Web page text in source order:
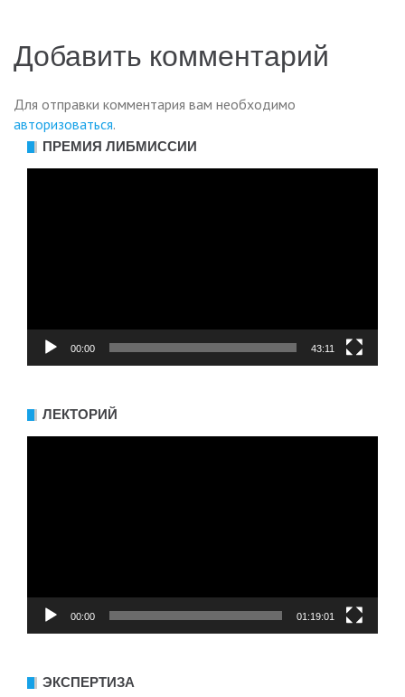
записям
Добавить комментарий
Для отправки комментария вам необходимо
авторизоваться.
ПРЕМИЯ ЛИБМИССИИ
00:00 43:11
ЛЕКТОРИЙ
00:00 01:19:01
ЭКСПЕРТИЗА